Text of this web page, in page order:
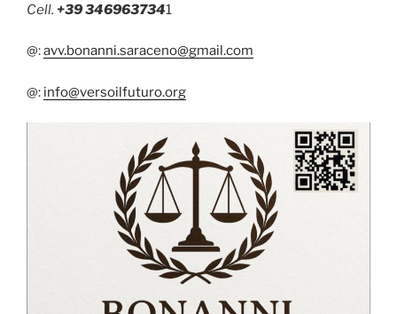
Cell. +39 3469637341
@:avv.bonanni.saraceno@gmail.com
@: info@versoilfuturo.org